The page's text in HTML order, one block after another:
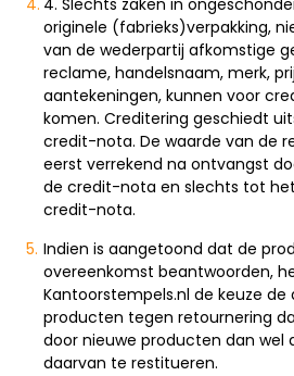
originele (fabrieks)verpakking,
van de wederpartij afkomstige
reclame, handelsnaam, merk,
aantekeningen, kunnen voor
komen. Creditering geschiedt
credit-nota. De waarde van de
eerst verrekend na ontvangst
de credit-nota en slechts tot
credit-nota.
Indien is aangetoond dat de
overeenkomst beantwoorden,
Kantoorstempels.nl de keuze
producten tegen retournering
door nieuwe producten dan wel
daarvan te restitueren.